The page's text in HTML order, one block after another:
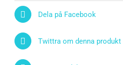
Dela på Facebook
Twittra om denna produkt